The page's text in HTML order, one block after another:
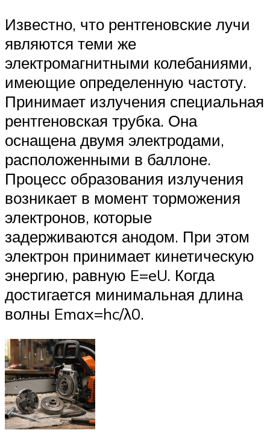
Известно, что рентгеновские лучи
являются теми же
электромагнитными колебаниями,
имеющие определенную частоту.
Принимает излучения специальная
рентгеновская трубка. Она
оснащена двумя электродами,
расположенными в баллоне.
Процесс образования излучения
возникает в момент торможения
электронов, которые
задерживаются анодом. При этом
электрон принимает кинетическую
энергию, равную E=eU. Когда
достигается минимальная длина
волны Emax=hc/λ0.